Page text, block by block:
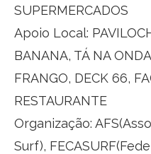
SUPERMERCADOS
Apoio Local:
BANANA, TÁ NA
FRANGO, DECK 66,
RESTAURANTE
Organização:
Surf),